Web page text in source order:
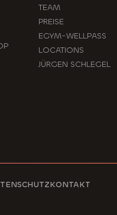
TEAM
PREISE
EGYM-WELLPASS
LOCATIONS
JÜRGEN SCHLEGEL
KONTAKT